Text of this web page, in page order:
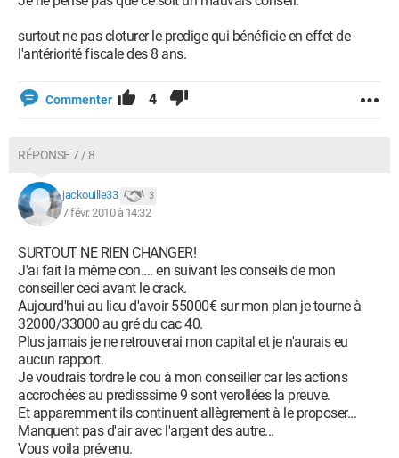
surtout ne pas cloturer le predige qui bénéficie en effet de
l'antériorité fiscale des 8 ans.
Commenter 4
RÉPONSE 7 / 8
jackouille33 3
7 févr. 2010 à 14:32
SURTOUT NE RIEN CHANGER!
J'ai fait la même con.... en suivant les conseils de mon
conseiller ceci avant le crack.
Aujourd'hui au lieu d'avoir 55000€ sur mon plan je tourne à
32000/33000 au gré du cac 40.
Plus jamais je ne retrouverai mon capital et je n'aurais eu
aucun rapport.
Je voudrais tordre le cou à mon conseiller car les actions
accrochées au predisssime 9 sont verollées la preuve.
Et apparemment ils continuent allègrement à le proposer...
Manquent pas d'air avec l'argent des autre...
Vous voila prévenu.